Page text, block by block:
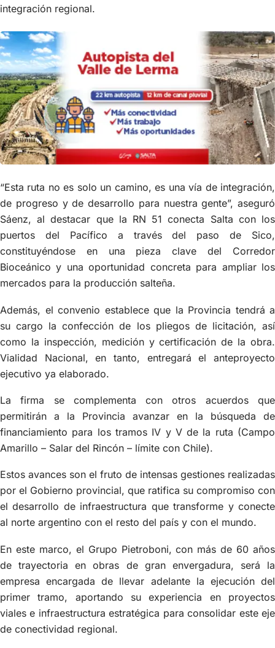
integración regional.
“Esta ruta no es solo un camino, es una vía de integración,
de progreso y de desarrollo para nuestra gente”, aseguró
Sáenz, al destacar que la RN 51 conecta Salta con los
puertos del Pacífico a través del paso de Sico,
constituyéndose en una pieza clave del Corredor
Bioceánico y una oportunidad concreta para ampliar los
mercados para la producción salteña.
Además, el convenio establece que la Provincia tendrá a
su cargo la confección de los pliegos de licitación, así
como la inspección, medición y certificación de la obra.
Vialidad Nacional, en tanto, entregará el anteproyecto
ejecutivo ya elaborado.
La firma se complementa con otros acuerdos que
permitirán a la Provincia avanzar en la búsqueda de
financiamiento para los tramos IV y V de la ruta (Campo
Amarillo – Salar del Rincón – límite con Chile).
Estos avances son el fruto de intensas gestiones realizadas
por el Gobierno provincial, que ratifica su compromiso con
el desarrollo de infraestructura que transforme y conecte
al norte argentino con el resto del país y con el mundo.
En este marco, el Grupo Pietroboni, con más de 60 años
de trayectoria en obras de gran envergadura, será la
empresa encargada de llevar adelante la ejecución del
primer tramo, aportando su experiencia en proyectos
viales e infraestructura estratégica para consolidar este eje
de conectividad regional.